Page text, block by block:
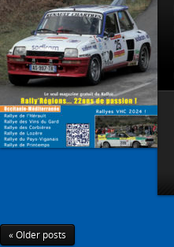
« Older posts